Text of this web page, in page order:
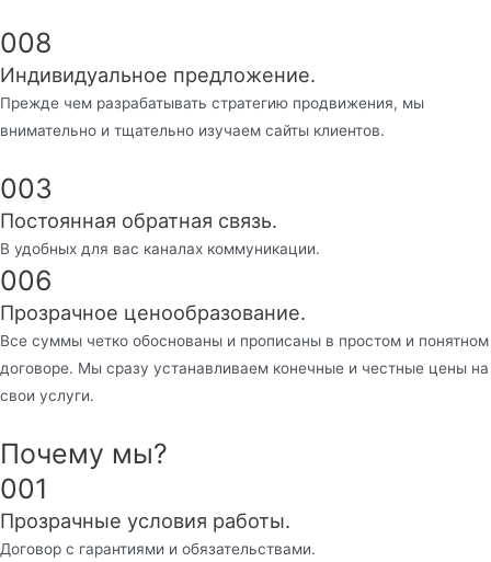
008
Индивидуальное предложение.
Прежде чем разрабатывать стратегию продвижения, мы
внимательно и тщательно изучаем сайты клиентов.
003
Постоянная обратная связь.
В удобных для вас каналах коммуникации.
006
Прозрачное ценообразование.
Все суммы четко обоснованы и прописаны в простом и понятном
договоре. Мы сразу устанавливаем конечные и честные цены на
свои услуги.
Почему мы?
001
Прозрачные условия работы.
Договор с гарантиями и обязательствами.